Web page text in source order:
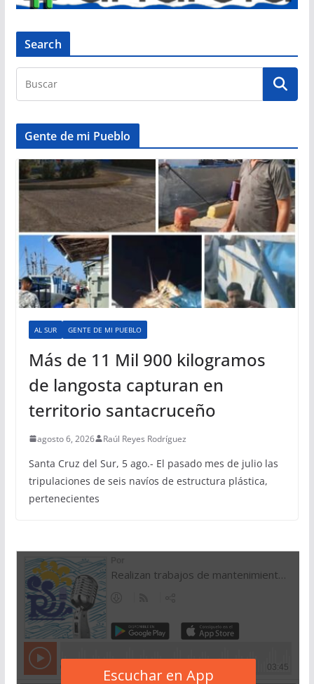
Search
Gente de mi Pueblo
AL SUR GENTE DE MI PUEBLO
Más de 11 Mil 900 kilogramos
de langosta capturan en
territorio santacruceño
agosto 6, 2026 Raúl Reyes Rodríguez
Santa Cruz del Sur, 5 ago.- El pasado mes de julio las
tripulaciones de seis navíos de estructura plástica,
pertenecientes